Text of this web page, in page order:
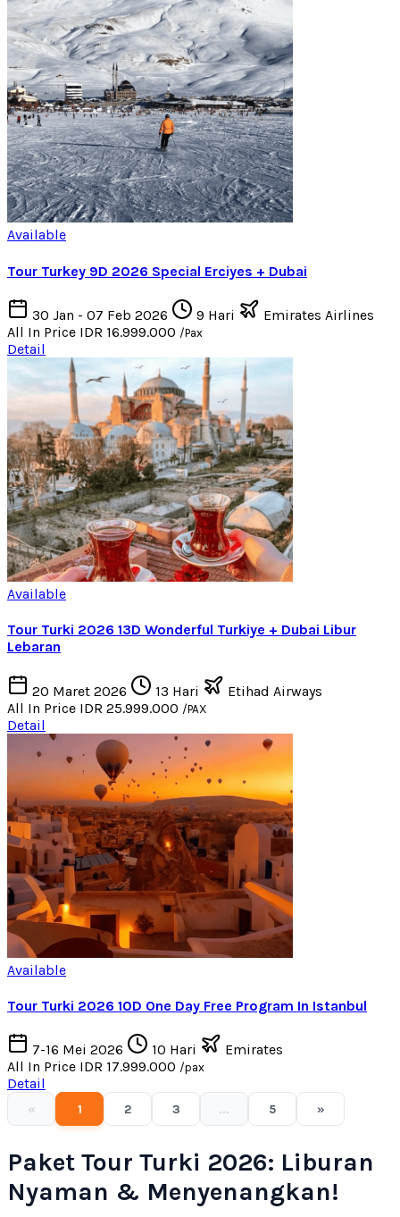
Available
Tour Turkey 9D 2026 Special Erciyes + Dubai
30 Jan - 07 Feb 2026 9 Hari
Emirates Airlines
All In Price IDR 16.999.000 /Pax
Detail
Available
Tour Turki 2026 13D Wonderful Turkiye + Dubai Libur
Lebaran
20 Maret 2026 13 Hari
Etihad Airways
All In Price IDR 25.999.000 /PAX
Detail
Available
Tour Turki 2026 10D One Day Free Program In Istanbul
7-16 Mei 2026 10 Hari
Emirates
All In Price IDR 17.999.000 /pax
Detail
« 1 2 3 ... 5 »
Paket Tour Turki 2026: Liburan
Nyaman & Menyenangkan!